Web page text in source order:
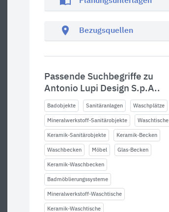
location_on Bezugsquellen
Passende Suchbegriffe zu
Antonio Lupi Design S.p.A..
Badobjekte Sanitäranlagen Waschplätze
Mineralwerkstoff-Sanitärobjekte Waschtische
Keramik-Sanitärobjekte Keramik-Becken
Waschbecken Möbel Glas-Becken
Keramik-Waschbecken
Badmöblierungssysteme
Mineralwerkstoff-Waschtische
Keramik-Waschtische